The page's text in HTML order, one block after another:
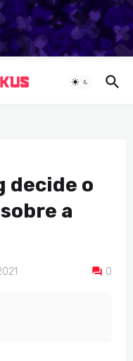
decide o
a
0